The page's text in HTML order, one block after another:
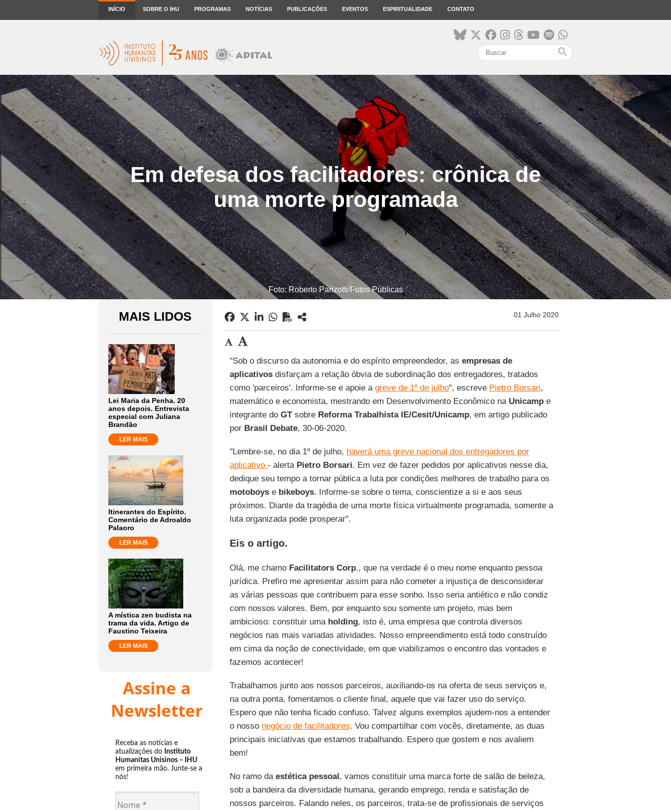
INÍCIO SOBRE O IHU PROGRAMAS NOTÍCIAS PUBLICAÇÕES EVENTOS ESPIRITUALIDADE CONTATO
search
Em defesa dos facilitadores: crônica de
uma morte programada
Foto: Roberto Parizotti/Fotos Públicas
MAIS LIDOS
Lei Maria da Penha. 20
anos depois. Entrevista
especial com Juliana
Brandão
LER MAIS
Itinerantes do Espírito.
Comentário de Adroaldo
Palaoro
LER MAIS
A mística zen budista na
trama da vida. Artigo de
Faustino Teixeira
LER MAIS
Assine a
Newsletter
Receba as notícias e
atualizações do Instituto
Humanitas Unisinos – IHU
em primeira mão. Junte-se a
nós!
01 Julho 2020
"Sob o discurso da autonomia e do espírito empreendedor, as empresas de
aplicativosdisfarçam a relação óbvia de subordinação dos entregadores, tratados
como 'parceiros'. Informe-se e apoie a greve de 1º de julho", escreve Pietro Borsari,
matemático e economista, mestrando em Desenvolvimento Econômico na Unicampe
integrante do GTsobre Reforma Trabalhista IE/Cesit/Unicamp, em artigo publicado
por Brasil Debate, 30-06-2020.
"Lembre-se, no dia 1º de julho, haverá uma greve nacional dos entregadores por
aplicativo - alerta Pietro Borsari. Em vez de fazer pedidos por aplicativos nesse dia,
dedique seu tempo a tornar pública a luta por condições melhores de trabalho para os
motoboyse bikeboys. Informe-se sobre o tema, conscientize a si e aos seus
próximos. Diante da tragédia de uma morte física virtualmente programada, somente a
luta organizada pode prosperar".
Eis o artigo.
Olá, me chamo Facilitators Corp., que na verdade é o meu nome enquanto pessoa
jurídica. Prefiro me apresentar assim para não cometer a injustiça de desconsiderar
as várias pessoas que contribuem para esse sonho. Isso seria antiético e não condiz
com nossos valores. Bem, por enquanto sou somente um projeto, mas bem
ambicioso: constituir uma holding, isto é, uma empresa que controla diversos
negócios nas mais variadas atividades. Nosso empreendimento está todo construído
em cima da noção de conectividade, em que viabilizamos o encontro das vontades e
fazemos acontecer!
Trabalhamos junto aos nossos parceiros, auxiliando-os na oferta de seus serviços e,
na outra ponta, fomentamos o cliente final, aquele que vai fazer uso do serviço.
Espero que não tenha ficado confuso. Talvez alguns exemplos ajudem-nos a entender
o nosso negócio de facilitadores. Vou compartilhar com vocês, diretamente, as duas
principais iniciativas que estamos trabalhando. Espero que gostem e nos avaliem
bem!
No ramo da estética pessoal, vamos constituir uma marca forte de salão de beleza,
sob a bandeira da diversidade humana, gerando emprego, renda e satisfação de
nossos parceiros. Falando neles, os parceiros, trata-se de profissionais de serviços